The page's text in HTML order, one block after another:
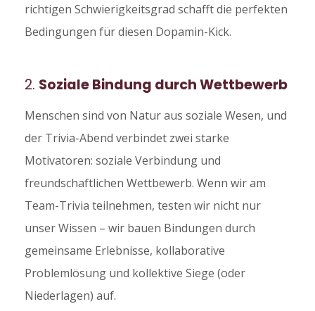
richtigen Schwierigkeitsgrad schafft die perfekten
Bedingungen für diesen Dopamin-Kick.
2. Soziale Bindung durch Wettbewerb
Menschen sind von Natur aus soziale Wesen, und
der Trivia-Abend verbindet zwei starke
Motivatoren: soziale Verbindung und
freundschaftlichen Wettbewerb. Wenn wir am
Team-Trivia teilnehmen, testen wir nicht nur
unser Wissen – wir bauen Bindungen durch
gemeinsame Erlebnisse, kollaborative
Problemlösung und kollektive Siege (oder
Niederlagen) auf.